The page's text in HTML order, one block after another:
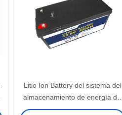
Litio Ion Battery del sistema del
almacenamiento de energía del
LED LiFePO4 12V 300Ah